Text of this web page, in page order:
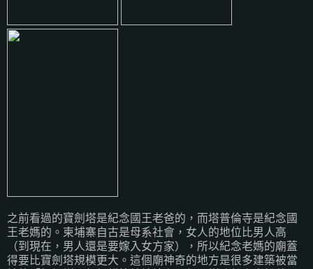
之前看過的寶劍塔是紀念國王老爸的，而塔普倫寺是紀念國
王老媽的。柬埔寨自古是母系社會，女人的地位比男人高
（到現在，男人還是要嫁入女方家），所以紀念老媽的廟蓋
得要比寶劍塔規模更大。這個廟神奇的地方是很多建築被當